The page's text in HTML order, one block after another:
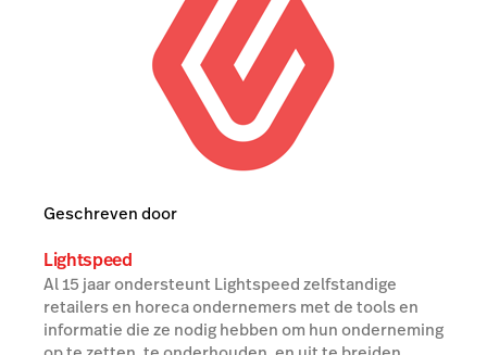
Geschreven door
Lightspeed
Al 15 jaar ondersteunt Lightspeed zelfstandige
retailers en horeca ondernemers met de tools en
informatie die ze nodig hebben om hun onderneming